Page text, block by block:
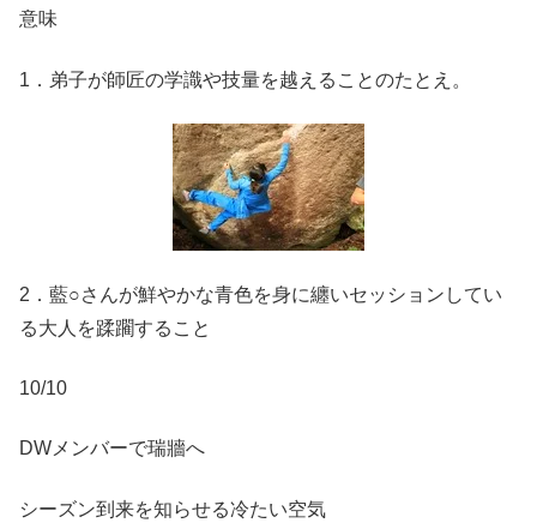
意味
1．弟子が師匠の学識や技量を越えることのたとえ。
2．藍○さんが鮮やかな青色を身に纏いセッションしてい
る大人を蹂躙すること
10/10
DWメンバーで瑞牆へ
シーズン到来を知らせる冷たい空気